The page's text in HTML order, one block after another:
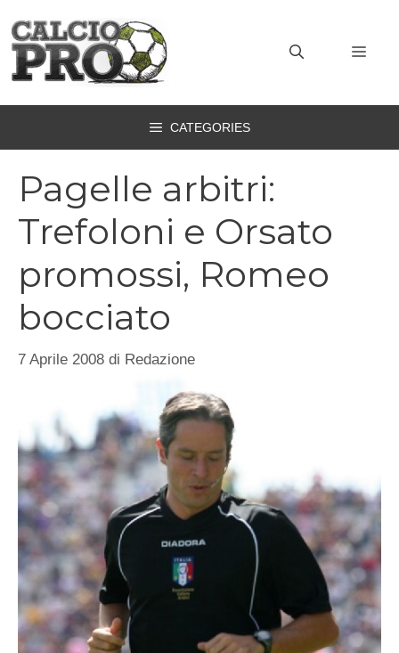
contenuto
CATEGORIES
Pagelle arbitri:
Trefoloni e Orsato
promossi, Romeo
bocciato
7 Aprile 2008 di Redazione